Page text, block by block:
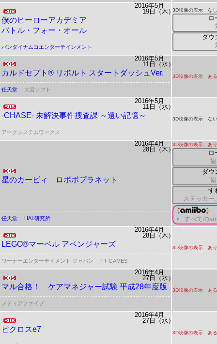
2016年5月
19日（木）
僕のヒーローアカデミア
バトル・フォー・オール
3D映像の表示 なし
ロ
ダウ
バンダイナムコエンターテインメント
2016年5月
11日（水）
カルドセプト® リボルト スタートダッシュVer. 3D映像の表示 あ
任天堂 大宮ソフト
2016年5月
11日（水）
-CHASE- 未解決事件捜査課 ～遠い記憶～ 3D映像の表示 な
アークシステムワークス
2016年4月
28日（木）
星のカービィ ロボボプラネット
3D映像の表示 あり
ロ
ダウ
す
ステッカー
すべての
任天堂 HAL研究所
2016年4月
28日（木）
LEGO®マーベル アベンジャーズ 3D映像の表示 あり
ワーナーエンターテイメント ジャパン TT GAMES
2016年4月
27日（水）
マル合格！ ケアマネジャー試験 平成28年度版 3D映像の表示 あ
メディアファイブ
2016年4月
27日（水）
ピクロスe7 3D映像の表示 あ